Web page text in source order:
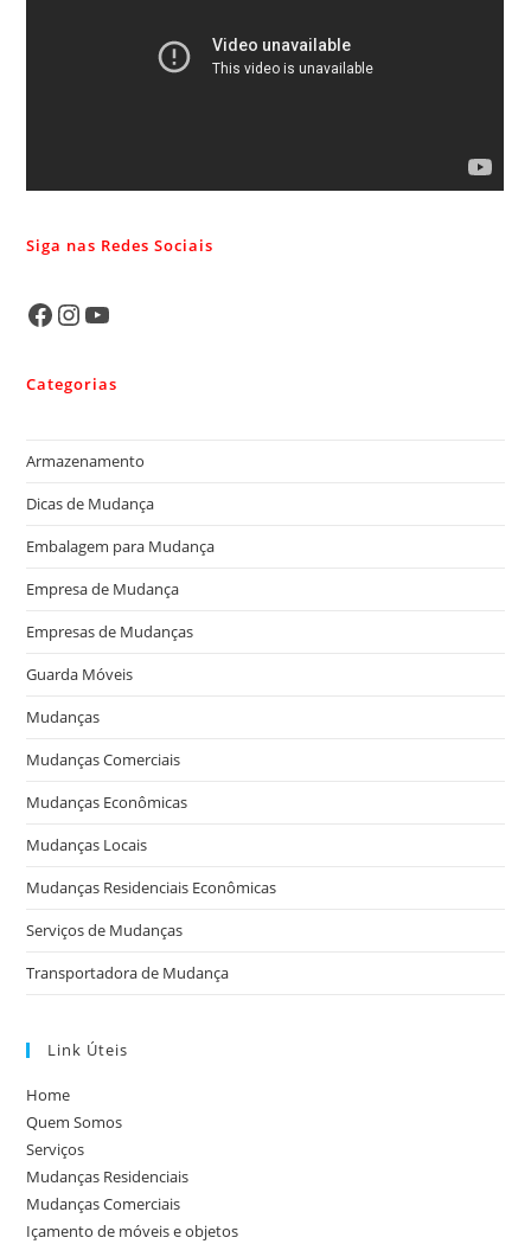
Siga nas Redes Sociais
Categorias
Armazenamento
Dicas de Mudança
Embalagem para Mudança
Empresa de Mudança
Empresas de Mudanças
Guarda Móveis
Mudanças
Mudanças Comerciais
Mudanças Econômicas
Mudanças Locais
Mudanças Residenciais Econômicas
Serviços de Mudanças
Transportadora de Mudança
Link Úteis
Home
Quem Somos
Serviços
Mudanças Residenciais
Mudanças Comerciais
Içamento de móveis e objetos